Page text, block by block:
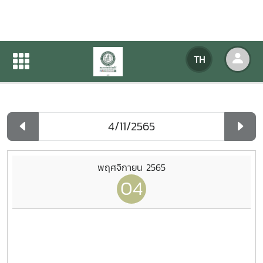
TH
ปฏิทินกิจกรรมของหน่วยงาน
ปฏิทินกิจกรรมของหน่วยงาน
พฤศจิกายน 2565
04